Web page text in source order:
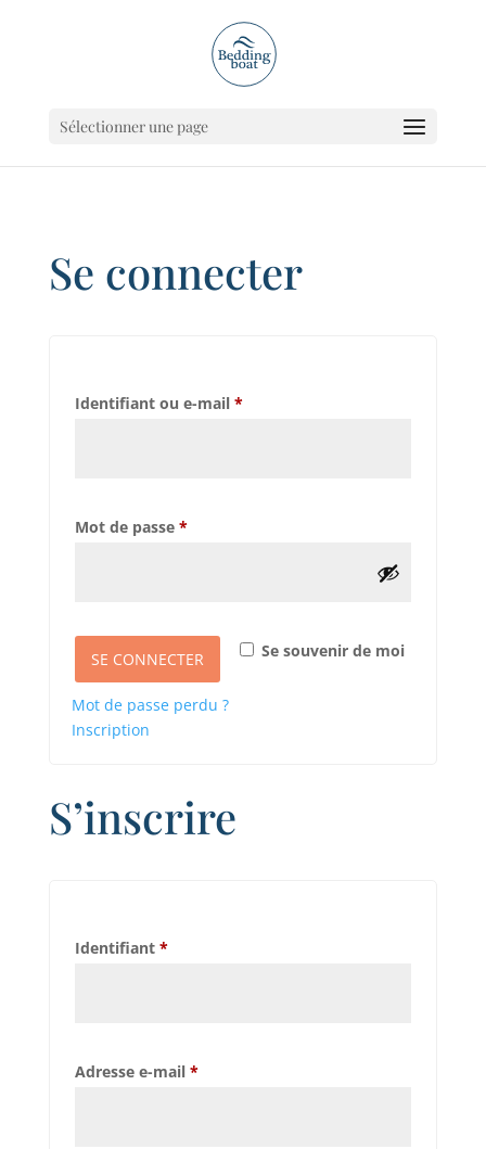
Sélectionner une page
Se connecter
Identifiant ou e-mail *Obligatoire
Mot de passe *Obligatoire
Se souvenir de moi
SE CONNECTER
Mot de passe perdu ?
Inscription
S’inscrire
Identifiant *Obligatoire
Adresse e-mail *Obligatoire